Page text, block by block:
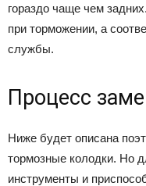
гораздо чаще чем
при торможении, а
службы.
Процесс
Ниже будет описана
тормозные колодки. Но
инструменты и